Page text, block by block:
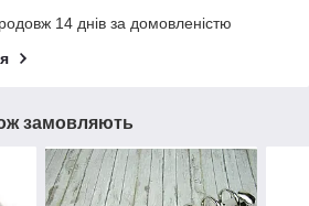
14 днів за домовленістю
замовляють